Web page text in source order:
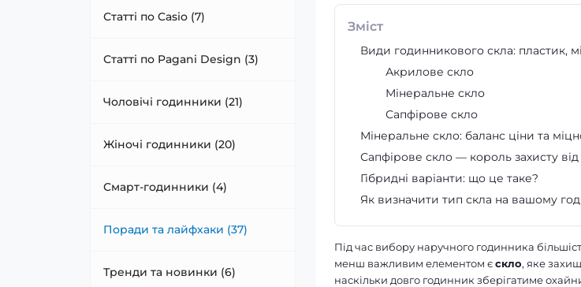
Статті по Casio (7)
Статті по Pagani Design (3)
Чоловічі годинники (21)
Жіночі годинники (20)
Смарт-годинники (4)
Поради та лайфхаки (37)
Тренди та новинки (6)
Зміст
Види годинникового скла: пластик,
Акрилове скло
Мінеральне скло
Сапфірове скло
Мінеральне скло: баланс ціни та
Сапфірове скло — король захисту
Гібридні варіанти: що це таке?
Як визначити тип скла на вашому
Під час вибору наручного годинника
менш важливим елементом єскло, яке
наскільки довго годинник зберігатиме